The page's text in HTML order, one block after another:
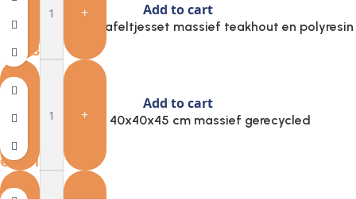
+ Add to cart
Provira 3-delige Tafeltjesset massief teakhout en polyresin
176.39
+
Add to cart
Provira Bijzettafel 40x40x45 cm massief gerecycled
€57.81